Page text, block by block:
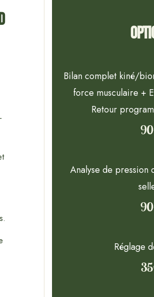
Bilan complet kiné/
force musculaire +
Retour
Analyse de pression
Réglage